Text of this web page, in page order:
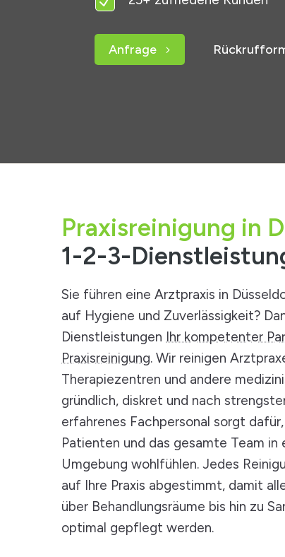
Anfrage
Praxisreinigung in
1-2-3-
Sie führen eine Arztpraxis in
auf Hygiene und Zuverlässigkeit?
Dienstleistungen Ihr kompetenter
Praxisreinigung. Wir reinigen
Therapiezentren und andere
gründlich, diskret und nach
erfahrenes Fachpersonal sorgt
Patienten und das gesamte Team in
Umgebung wohlfühlen. Jedes
auf Ihre Praxis abgestimmt, damit
über Behandlungsräume bis hin zu
optimal gepflegt werden.